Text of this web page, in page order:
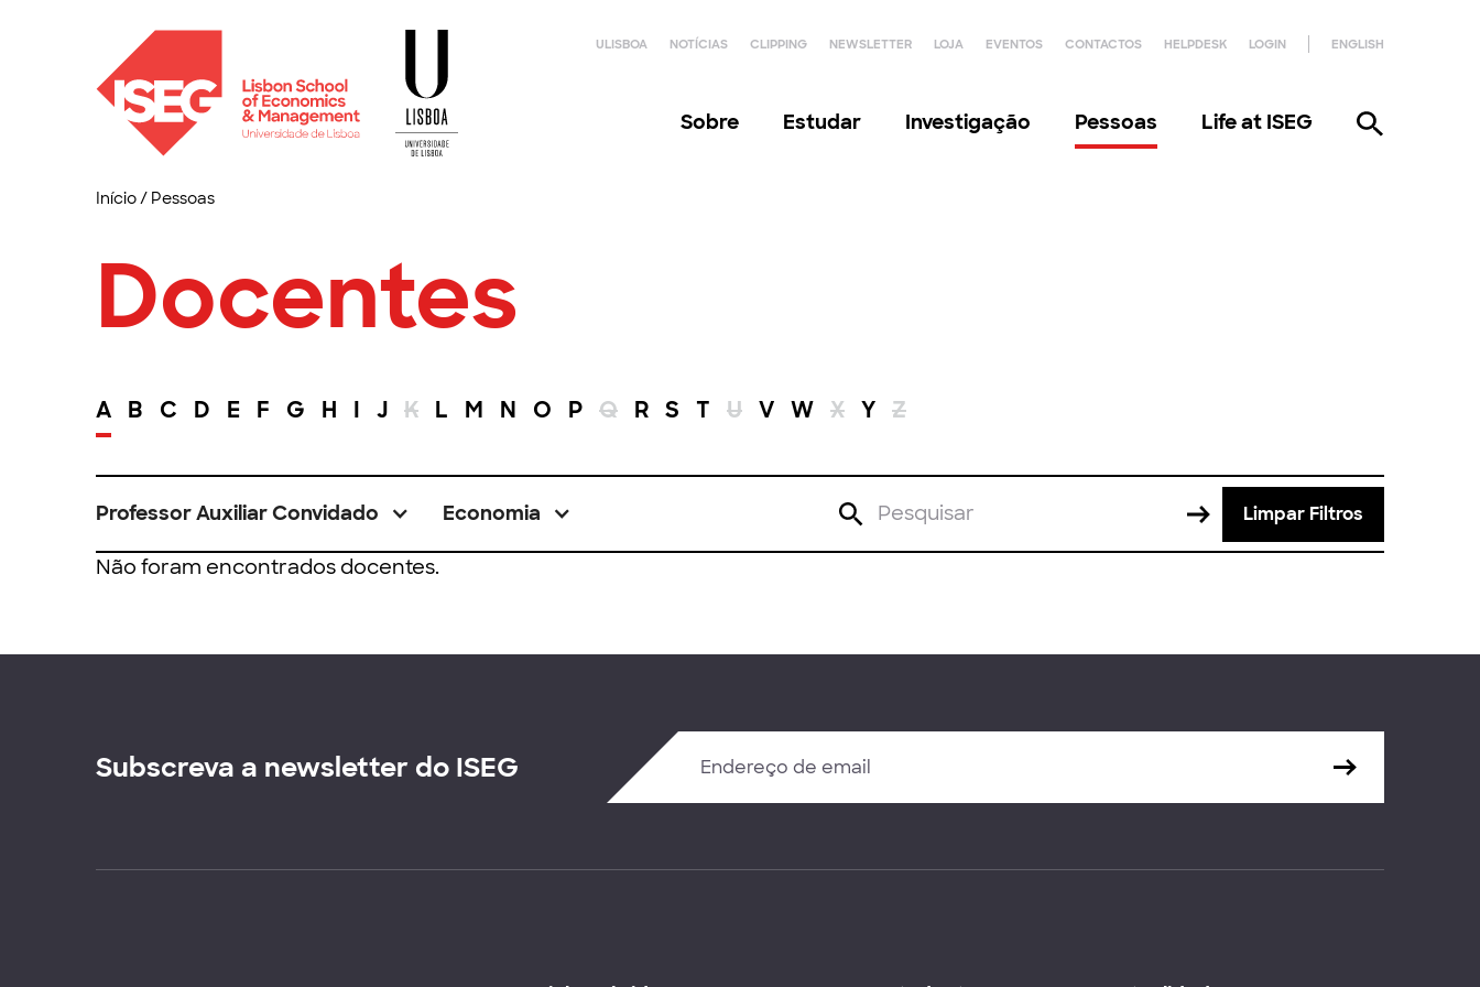
ULISBOA NOTÍCIAS CLIPPING NEWSLETTER LOJA EVENTOS CONTACTOS HELPDESK LOGIN ENGLISH
Sobre Estudar Investigação Pessoas Life at ISEG
Início/ Pessoas
Docentes
A B C D E F G H I J K L M N O P Q R S T U V W X Y Z
Professor Auxiliar Convidado Economia Limpar Filtros
Não foram encontrados docentes.
Subscreva a newsletter do ISEG